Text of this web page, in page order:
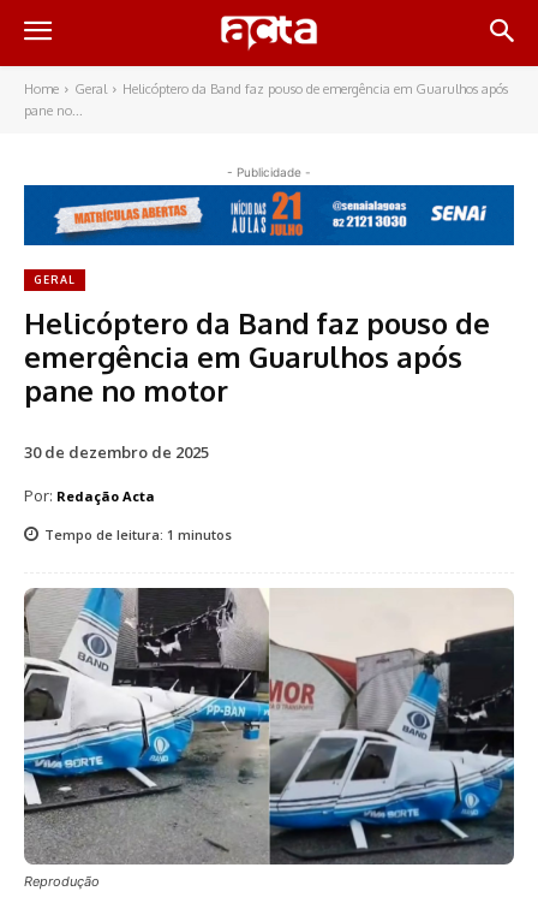
Home Geral
Helicóptero da Band faz pouso de emergência em Guarulhos após
pane no...
- Publicidade -
GERAL
Helicóptero da Band faz pouso de
emergência em Guarulhos após
pane no motor
30 de dezembro de 2025
Por: Redação Acta
Tempo de leitura: 1 minutos
Reprodução